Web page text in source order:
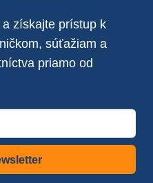
získajte prístup k
súťažiam a
priamo od